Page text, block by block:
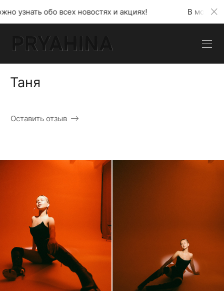
и акциях! В моем телеграмм канале
Таня
Оставить отзыв